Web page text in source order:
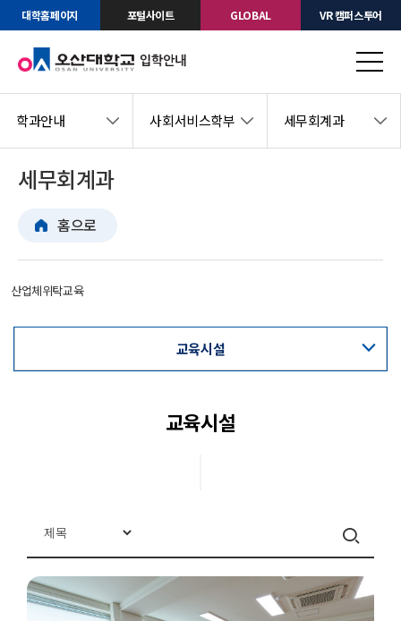
대학홈페이지 포털사이트 GLOBAL VR 캠퍼스투어
학과안내 사회서비스학부 세무회계과
세무회계과
홈으로
산업체위탁교육
교과목안내
교육시설
학과동영상
교육시설